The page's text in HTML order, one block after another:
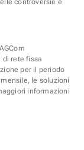
controversie è
di rete fissa
per il periodo
le soluzioni
informazioni